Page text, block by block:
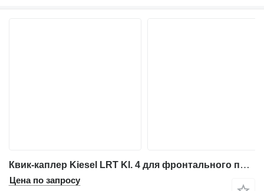
Квик-каплер Kiesel LRT Kl. 4 для фронтального погрузчика Hitachi ZW250-6
Цена по запросу